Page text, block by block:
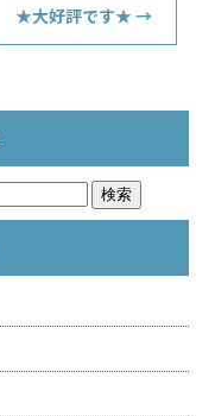
★大好評です★ →